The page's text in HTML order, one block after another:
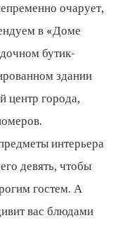
очарует,
в «Доме
бутик-
здании
центр города,
интерьера
девять, чтобы
гостем. А
вас блюдами